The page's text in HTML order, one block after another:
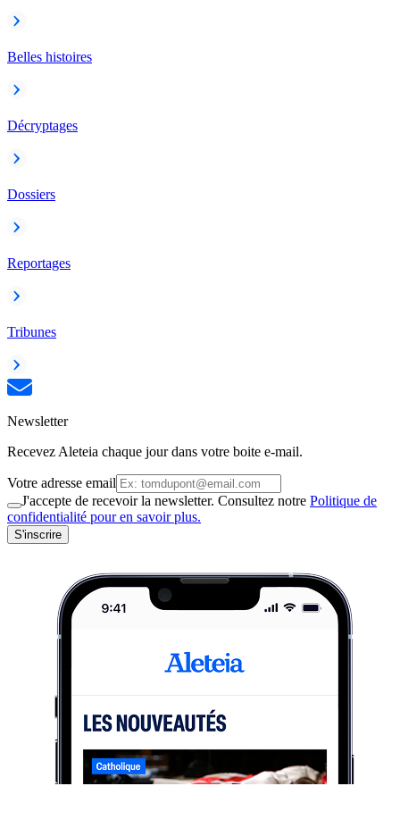
Belles histoires
Décryptages
Dossiers
Reportages
Tribunes
Newsletter
Recevez Aleteia chaque jour dans votre boite e-mail.
Votre adresse email
J'accepte de recevoir la newsletter. Consultez notre Politique de
confidentialité pour en savoir plus.
S'inscrire